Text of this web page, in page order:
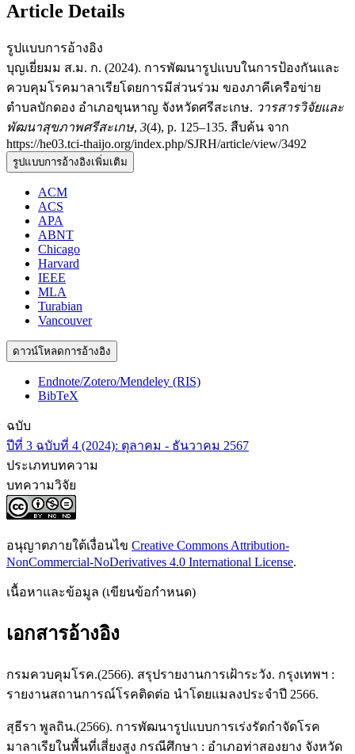
Article Details
รูปแบบการอ้างอิง
บุญเยี่ยมม ส.ม. ก. (2024). การพัฒนารูปแบบในการป้องกันและ
ควบคุมโรคมาลาเรียโดยการมีส่วนร่วม ของภาคีเครือข่าย
ตำบลบักดอง อำเภอขุนหาญ จังหวัดศรีสะเกษ. วารสารวิจัยและ
พัฒนาสุขภาพศรีสะเกษ, 3(4), p. 125–135. สืบค้น จาก
https://he03.tci-thaijo.org/index.php/SJRH/article/view/3492
รูปแบบการอ้างอิงเพิ่มเติม
ACM
ACS
APA
ABNT
Chicago
Harvard
IEEE
MLA
Turabian
Vancouver
ดาวน์โหลดการอ้างอิง
Endnote/Zotero/Mendeley (RIS)
BibTeX
ฉบับ
ปีที่ 3 ฉบับที่ 4 (2024): ตุลาคม - ธันวาคม 2567
ประเภทบทความ
บทความวิจัย
อนุญาตภายใต้เงื่อนไข Creative Commons Attribution-
NonCommercial-NoDerivatives 4.0 International License.
เนื้อหาและข้อมูล (เขียนข้อกำหนด)
เอกสารอ้างอิง
กรมควบคุมโรค.(2566). สรุปรายงานการเฝ้าระวัง. กรุงเทพฯ :
รายงานสถานการณ์โรคติดต่อ นำโดยแมลงประจำปี 2566.
สุธีรา พูลถิน.(2566). การพัฒนารูปแบบการเร่งรัดกําจัดโรค
มาลาเรียในพื้นที่เสี่ยงสูง กรณีศึกษา : อําเภอท่าสองยาง จังหวัด